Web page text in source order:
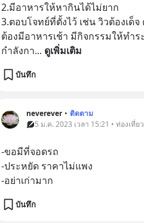
2.มีอาหารให้หากินได้ไม่ยาก
3.ตอบโจทย์ที่ตั้งไว้ เช่น วิวต้องเด็
ต้องมีอาหารเช้า มีกิจกรรมให้ทำ
กำลังกา... ดูเพิ่มเติม
บันทึก
neverever • ติดตาม
5 ม.ค. 2023 เวลา 15:21 • ท่องเที่ยว
-ขอมีที่จอดรถ
-ประหยัด ราคาไม่แพง
-อย่าเก่ามาก
บันทึก